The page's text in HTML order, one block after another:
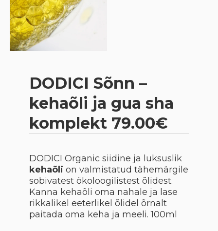
DODICI Sõnn –
kehaõli ja gua sha
komplekt 79.00€
DODICI Organic siidine ja luksuslik
kehaõli on valmistatud tähemärgile
sobivatest ökoloogilistest õlidest.
Kanna kehaõli oma nahale ja lase
rikkalikel eeterlikel õlidel õrnalt
paitada oma keha ja meeli. 100ml